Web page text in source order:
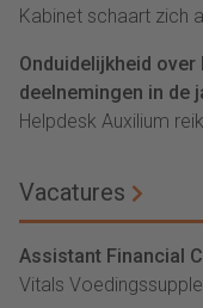
Kabinet schaart zich
Onduidelijkheid over
deelnemingen in de
Helpdesk Auxilium
Vacatures
Assistant Financial
Vitals